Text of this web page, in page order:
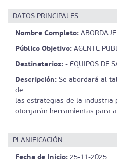
DATOS PRINCIPALES
Nombre Completo:
Público Objetivo: AGENTE
Destinatarios: - EQUIPOS DE
Descripción: Se abordará al
de
las estrategias de la industria
otorgarán herramientas para
PLANIFICACIÓN
Fecha de Inicio: 25-11-2025